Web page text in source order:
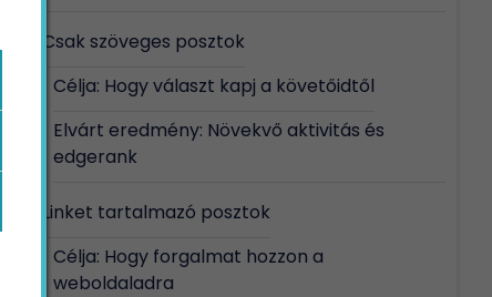
Csak szöveges posztok
Célja: Hogy választ kapj a követőidtől
Elvárt eredmény: Növekvő aktivitás és
edgerank
Linket tartalmazó posztok
Célja: Hogy forgalmat hozzon a
weboldaladra